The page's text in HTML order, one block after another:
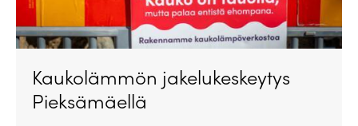
Kaukolämmön jakelukeskeytys
Pieksämäellä